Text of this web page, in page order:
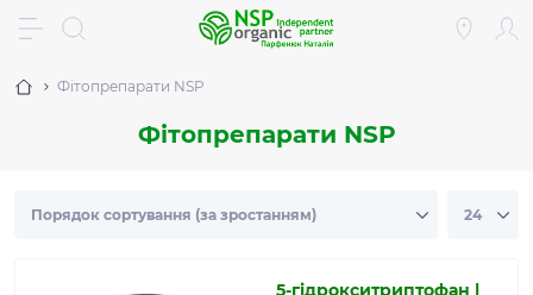
Фітопрепарати NSP
Фітопрепарати NSP
5-гідрокситриптофан |